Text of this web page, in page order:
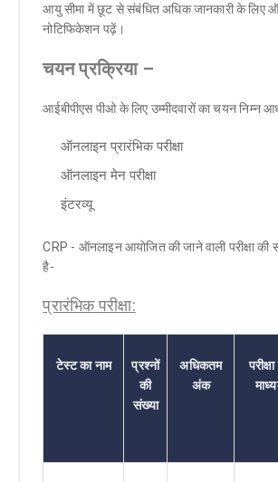
आयु सीमा में छूट से संबंधित अधिक जानकारी के लिए
नोटिफिकेशन पढ़ें।
चयन प्रक्रिया –
आईबीपीएस पीओ के लिए उम्मीदवारों का चयन निम्न
ऑनलाइन प्रारंभिक परीक्षा
ऑनलाइन मेन परीक्षा
इंटरव्यू
CRP - ऑनलाइन आयोजित की जाने वाली परीक्षा की
है-
प्रारंभिक परीक्षा:
टेस्ट का नाम
प्रश्नों
की
संख्या
अधिकतम
अंक